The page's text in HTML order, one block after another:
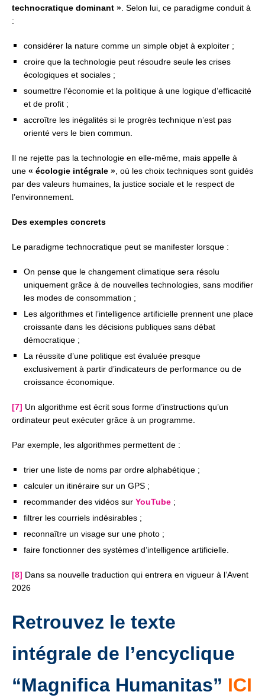
technocratique dominant » . Selon lui, ce paradigme conduit à
:
considérer la nature comme un simple objet à exploiter ;
croire que la technologie peut résoudre seule les crises
écologiques et sociales ;
soumettre l’économie et la politique à une logique d’efficacité
et de profit ;
accroître les inégalités si le progrès technique n’est pas
orienté vers le bien commun.
Il ne rejette pas la technologie en elle-même, mais appelle à
une « écologie intégrale » où les choix techniques sont guidés
par des valeurs humaines, la justice sociale et le respect de
l’environnement.
Des exemples concrets
Le paradigme technocratique peut se manifester lorsque :
On pense que le changement climatique sera résolu
uniquement grâce à de nouvelles technologies, sans modifier
les modes de consommation ;
Les algorithmes et l’intelligence artificielle prennent une place
croissante dans les décisions publiques sans débat
démocratique ;
La réussite d’une politique est évaluée presque
exclusivement à partir d’indicateurs de performance ou de
croissance économique.
[7] Un algorithme est écrit sous forme d’instructions qu’un
ordinateur peut exécuter grâce à un programme.
Par exemple, les algorithmes permettent de :
trier une liste de noms par ordre alphabétique ;
calculer un itinéraire sur un GPS ;
recommander des vidéos sur YouTube ;
filtrer les courriels indésirables ;
reconnaître un visage sur une photo ;
faire fonctionner des systèmes d’intelligence artificielle.
[8] Dans sa nouvelle traduction qui entrera en vigueur à l’Avent
2026
Retrouvez le texte
intégrale de l’encyclique
“Magnifica Humanitas” ICI